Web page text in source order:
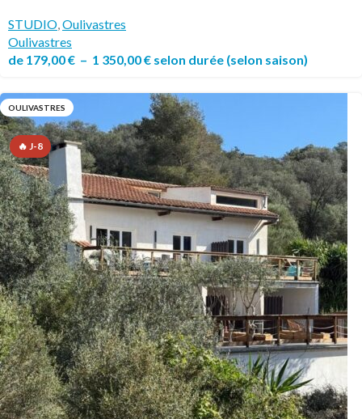
STUDIO Oulivastres
Oulivastres
de 179,00€ – 1 350,00€ selon durée (selon saison)
🔥 J-8
OULIVASTRES